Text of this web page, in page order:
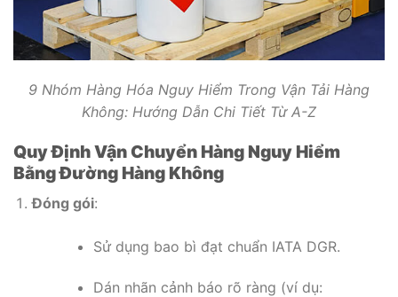
9 Nhóm Hàng Hóa Nguy Hiểm Trong Vận Tải Hàng
Không: Hướng Dẫn Chi Tiết Từ A-Z
Quy Định Vận Chuyển Hàng Nguy Hiểm
Bằng Đường Hàng Không
Đóng gói:
Sử dụng bao bì đạt chuẩn IATA DGR.
Dán nhãn cảnh báo rõ ràng (ví dụ: